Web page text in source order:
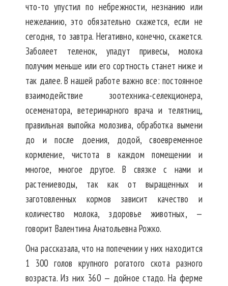
что-то упустил по небрежности, незнанию или
нежеланию, это обязательно скажется, если не
сегодня, то завтра. Негативно, конечно, скажется.
Заболеет теленок, упадут привесы, молока
получим меньше или его сортность станет ниже и
так далее. В нашей работе важно все: постоянное
взаимодействие зоотехника-селекционера,
осеменатора, ветеринарного врача и телятниц,
правильная выпойка молозива, обработка вымени
до и после доения, додой, своевременное
кормление, чистота в каждом помещении и
многое, многое другое. В связке с нами и
растениеводы, так как от выращенных и
заготовленных кормов зависит качество и
количество молока, здоровье животных, —
говорит Валентина Анатольевна Рожко.
Она рассказала, что на попечении у них находится
1 300 голов крупного рогатого скота разного
возраста. Из них 360 — дойное стадо. На ферме